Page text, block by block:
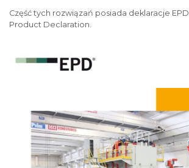
Część tych rozwiązań posiada deklaracje
Product Declaration.